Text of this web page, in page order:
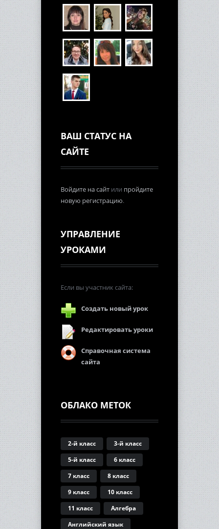
ВАШ СТАТУС НА
САЙТЕ
Войдите на сайт или пройдите
новую регистрацию.
УПРАВЛЕНИЕ
УРОКАМИ
Если вы участник сайта:
Создать новый урок
Редактировать уроки
Справочная система
сайта
ОБЛАКО МЕТОК
2-й класс
3-й класс
5-й класс
6 класс
7 класс
8 класс
9 класс
10 класс
11 класс
Алгебра
Английский язык